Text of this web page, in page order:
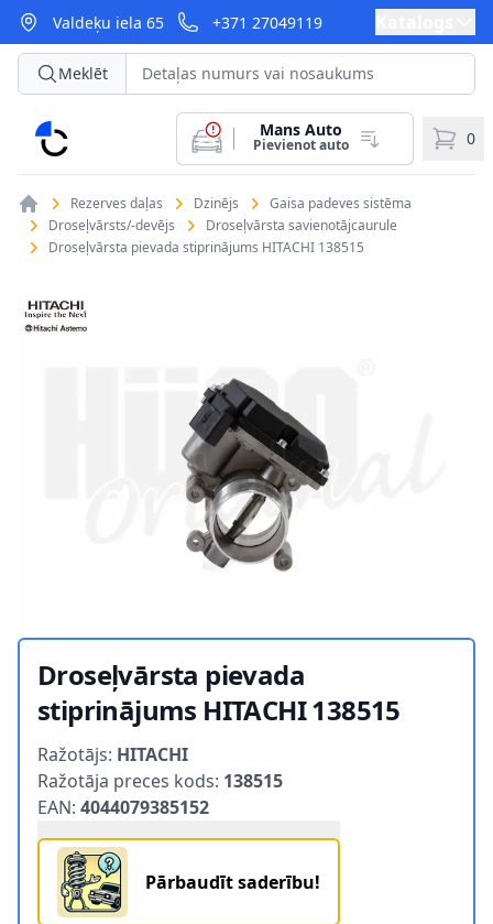
Valdeķu iela 65 +371 27049119
CarParts
Meklēt
Mans Auto
Pievienot auto 0
Rezerves daļas Dzinējs
Gaisa padeves sistēma
Droseļvārsts/-devējs
Droseļvārsta savienotājcaurule
Droseļvārsta pievada stiprinājums HITACHI 138515
Droseļvārsta pievada
stiprinājums HITACHI 138515
Ražotājs: HITACHI
Ražotāja preces kods: 138515
EAN: 4044079385152
Pārbaudīt saderību!